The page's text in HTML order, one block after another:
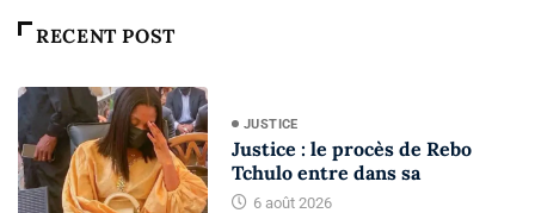
RECENT POST
JUSTICE
Justice : le procès de Rebo
Tchulo entre dans sa
6 août 2026